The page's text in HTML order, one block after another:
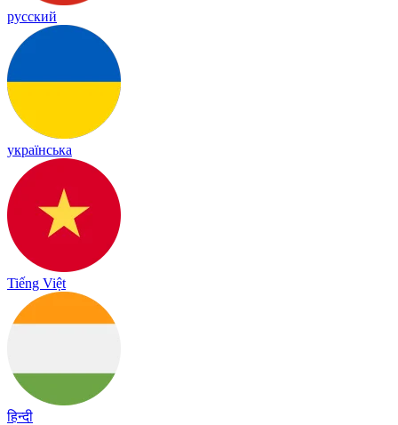
русский
українська
Tiếng Việt
हिन्दी